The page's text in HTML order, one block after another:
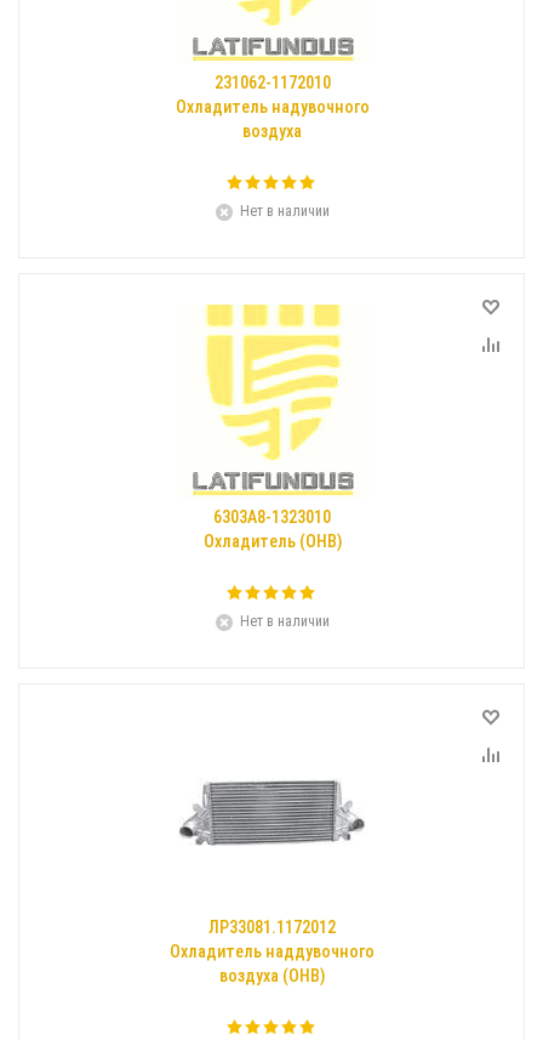
231062-1172010
Охладитель надувочного
воздуха
Нет в наличии
6303А8-1323010
Охладитель (ОНВ)
Нет в наличии
ЛР33081.1172012
Охладитель наддувочного
воздуха (ОНВ)